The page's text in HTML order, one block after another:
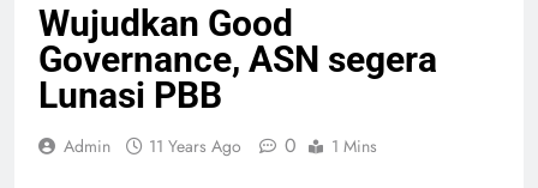
Wujudkan Good
Governance, ASN segera
Lunasi PBB
Admin 11 Years Ago 0 1 Mins